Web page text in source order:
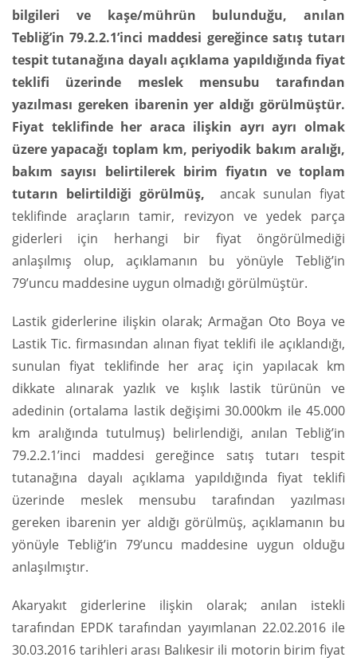
bilgileri ve kaşe/mührün bulunduğu, anılan
Tebliğ’in 79.2.2.1’inci maddesi gereğince satış tutarı
tespit tutanağına dayalı açıklama yapıldığında fiyat
teklifi üzerinde meslek mensubu tarafından
yazılması gereken ibarenin yer aldığı görülmüştür.
Fiyat teklifinde her araca ilişkin ayrı ayrı olmak
üzere yapacağı toplam km, periyodik bakım aralığı,
bakım sayısı belirtilerek birim fiyatın ve toplam
tutarın belirtildiği görülmüş, ancak sunulan fiyat
teklifinde araçların tamir, revizyon ve yedek parça
giderleri için herhangi bir fiyat öngörülmediği
anlaşılmış olup, açıklamanın bu yönüyle Tebliğ’in
79’uncu maddesine uygun olmadığı görülmüştür.
Lastik giderlerine ilişkin olarak; Armağan Oto Boya ve
Lastik Tic. firmasından alınan fiyat teklifi ile açıklandığı,
sunulan fiyat teklifinde her araç için yapılacak km
dikkate alınarak yazlık ve kışlık lastik türünün ve
adedinin (ortalama lastik değişimi 30.000km ile 45.000
km aralığında tutulmuş) belirlendiği, anılan Tebliğ’in
79.2.2.1’inci maddesi gereğince satış tutarı tespit
tutanağına dayalı açıklama yapıldığında fiyat teklifi
üzerinde meslek mensubu tarafından yazılması
gereken ibarenin yer aldığı görülmüş, açıklamanın bu
yönüyle Tebliğ’in 79’uncu maddesine uygun olduğu
anlaşılmıştır.
Akaryakıt giderlerine ilişkin olarak; anılan istekli
tarafından EPDK tarafından yayımlanan 22.02.2016 ile
30.03.2016 tarihleri arası Balıkesir ili motorin birim fiyat